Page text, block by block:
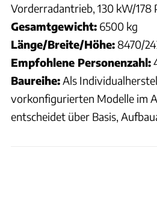
Vorderradantrieb, 130 kW/178
Gesamtgewicht: 6500 kg
Länge/Breite/Höhe: 8470/
Empfohlene Personenzahl:
Baureihe:Als
vorkonfigurierten Modelle im
entscheidet über Basis,